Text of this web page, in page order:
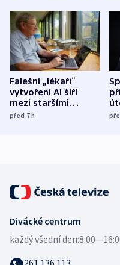
Falešní „lékaři“
vytvoření AI šíří
mezi staršími
Poláky nebezpečné
před 7h
Divácké centrum
každý všední den: